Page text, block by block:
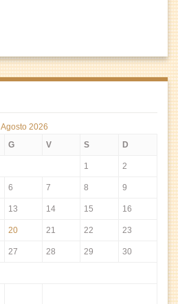
Agosto 2026
G V S D
1 2
6 7 8 9
13 14 15 16
20 21 22 23
27 28 29 30